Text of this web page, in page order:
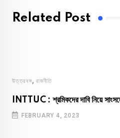
Related Post
উত্তরবঙ্গ, রাজনীতি
INTTUC : শ্রমিকদের দাবি নিয়ে
FEBRUARY 4, 2023